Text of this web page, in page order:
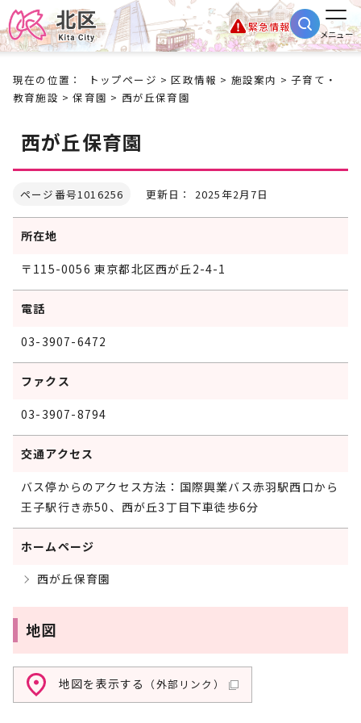
緊急情報
メニュー
現在の位置： トップページ >区政情報 > 施設案内 >子育て・
教育施設 >保育園 > 西が丘保育園
西が丘保育園
ページ番号1016256 更新日： 2025年2月7日
所在地
〒115-0056 東京都北区西が丘2-4-1
電話
03-3907-6472
ファクス
03-3907-8794
交通アクセス
バス停からのアクセス方法：国際興業バス赤羽駅西口から
王子駅行き赤50、西が丘3丁目下車徒歩6分
ホームページ
西が丘保育園
地図
地図を表示する （外部リンク）